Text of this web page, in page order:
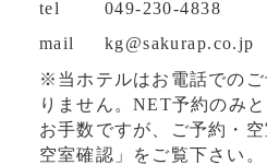
tel
049-230-4838
mail
kg@sakurap.co.jp
※当ホテルはお電話での
りません。NET予約のみと
お手数ですが、ご予約・
空室確認」をご覧下さい